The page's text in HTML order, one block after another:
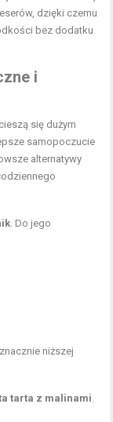
dzięki czemu
bez dodatku
i
cieszą się dużym
samopoczucie
alternatywy
. Do jego
niższej
tarta z malinami